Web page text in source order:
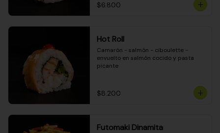
$6.800
Hot Roll
Camarón - salmón - ciboulette -
envuelto en salmón cocido y pasta
picante
$8.200
Futomaki Dinamita